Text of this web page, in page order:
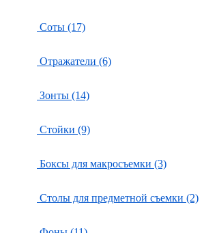
Соты (17)
Отражатели (6)
Зонты (14)
Стойки (9)
Боксы для макросъемки (3)
Столы для предметной съемки (2)